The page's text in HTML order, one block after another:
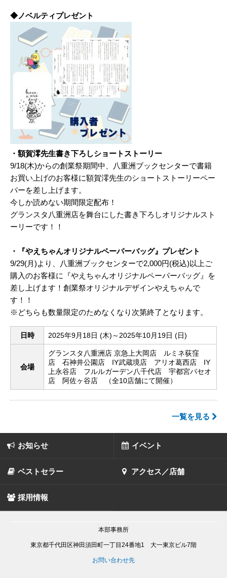
◆ノベルティプレゼント
・額賀澪先生書き下ろしショートストーリー
9/18(木)からの創業祭期間中、八重洲ブックセンターで書籍
お買い上げのお客様に額賀澪先生のショートストーリーペー
パーを差し上げます。
今しか読めない期間限定配布！
グランスタ八重洲店を舞台にした書き下ろしオリジナルスト
ーリーです！！
・『やえちゃんオリジナルペーパーバッグ』プレゼント
9/29(月)より、八重洲ブックセンターで2,000円(税込)以上ご
購入のお客様に『やえちゃんオリジナルペーパーバッグ』を
差し上げます！創業祭オリジナルデザインやえちゃんで
す！！
※どちらも数量限定のためなくなり次第終了となります。
日時 2025年9月18日 (木)～2025年10月19日 (日)
会場
グランスタ八重洲店 京急上大岡店 ルミネ荻窪
店 石神井公園店 IY武蔵境店 アリオ葛西店 IY
上永谷店 フルルガーデン八千代店 宇都宮パセオ
店 阿佐ヶ谷店 （全10店舗にて開催）
一覧を見る
お知らせ イベント
ベストセラー アクセス／店舗
採用情報
本部事務所
東京都千代田区神田須田町一丁目24番地1 大一東京ビル7階
お問い合わせ先